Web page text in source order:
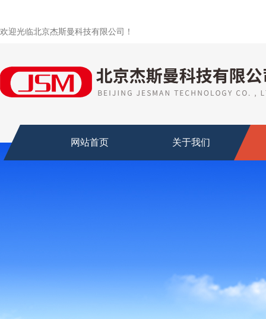
欢迎光临北京杰斯曼科技有限公司！
网站首页 关于我们